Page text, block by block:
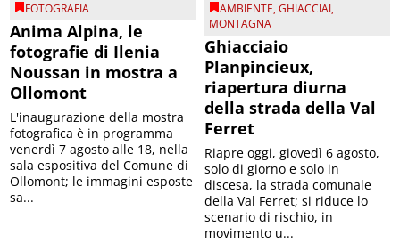
FOTOGRAFIA
Anima Alpina, le
fotografie di Ilenia
Noussan in mostra a
Ollomont
L'inaugurazione della mostra
fotografica è in programma
venerdì 7 agosto alle 18, nella
sala espositiva del Comune di
Ollomont; le immagini esposte
sa...
AMBIENTE,GHIACCIAI,
MONTAGNA
Ghiacciaio
Planpincieux,
riapertura diurna
della strada della Val
Ferret
Riapre oggi, giovedì 6 agosto,
solo di giorno e solo in
discesa, la strada comunale
della Val Ferret; si riduce lo
scenario di rischio, in
movimento u...